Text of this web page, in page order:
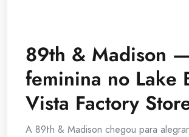
89th & Madison
feminina no Lake
Vista Factory
A 89th & Madison chegou para